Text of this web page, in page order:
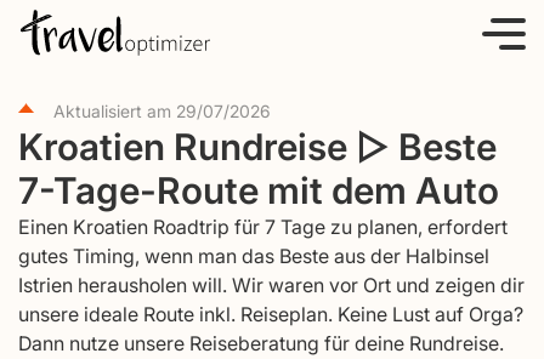
Aktualisiert am 29/07/2026
Kroatien Rundreise ▷ Beste
7-Tage-Route mit dem Auto
Einen Kroatien Roadtrip für 7 Tage zu planen, erfordert
gutes Timing, wenn man das Beste aus der Halbinsel
Istrien herausholen will. Wir waren vor Ort und zeigen dir
unsere ideale Route inkl. Reiseplan. Keine Lust auf Orga?
Dann nutze unsere Reiseberatung für deine Rundreise.